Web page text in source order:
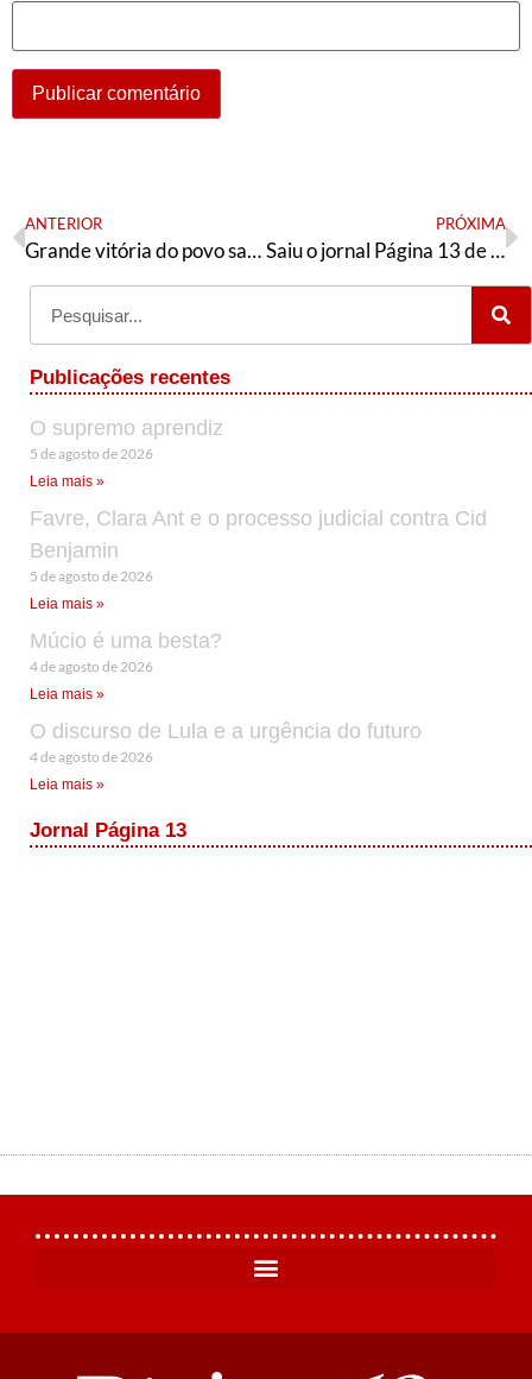
ANTERIOR
Grande vitória do povo saaraui
PRÓXIMA
Saiu o jornal Página 13 de outubro
Publicações recentes
O supremo aprendiz
5 de agosto de 2026
Leia mais »
Favre, Clara Ant e o processo judicial contra Cid
Benjamin
5 de agosto de 2026
Leia mais »
Múcio é uma besta?
4 de agosto de 2026
Leia mais »
O discurso de Lula e a urgência do futuro
4 de agosto de 2026
Leia mais »
Jornal Página 13